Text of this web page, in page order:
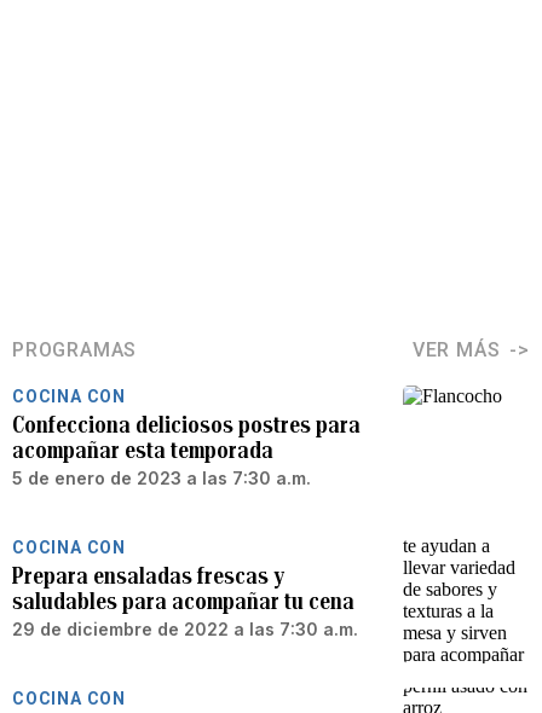
PROGRAMAS VER MÁS
COCINA CON
Confecciona deliciosos postres para
acompañar esta temporada
5 de enero de 2023 a las 7:30 a.m.
COCINA CON
Prepara ensaladas frescas y
saludables para acompañar tu cena
29 de diciembre de 2022 a las 7:30 a.m.
COCINA CON